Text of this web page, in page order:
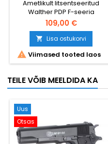
ÜHILDUV, MAKSIMAALNE
VÕIMSUS 2 J
Ametlikult litsentseeritud
Walther PDP F-seeria
kompaktne CO2-airsoft-
püstol. Pikkus 170 mm, kaal
570 g, metallist lukk, optika
paigaldamiseks sobiv
(Vortex / Leupold / C-More /
Trijicon kinnitused), Picatinny-
võimsus: 2 J. Blowback-vaba
disain = rohkem laske ühe
Ergonoomiline käepide
väiksematele kätele....
109,00 €
 Lisa ostukorvi
 Viimased tooted laos
TEILE VÕIB MEELDIDA KA
Uus
Otsas